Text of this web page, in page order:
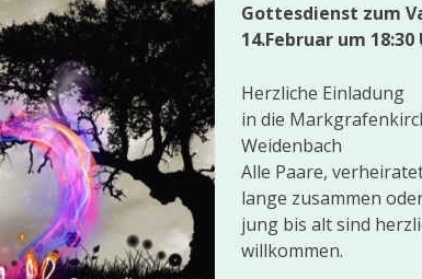
Gottesdienst zum
14.Februar um 18:30
Herzliche Einladung
in die
Weidenbach
Alle Paare,
lange zusammen
jung bis alt sind
willkommen.